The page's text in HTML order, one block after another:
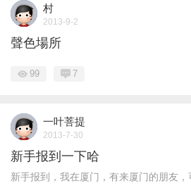
村
2013-9-2
聲色場所
99 7
一叶菩提
2013-7-30
新手报到一下哈
新手报到，我在厦门，有来厦门的朋友，